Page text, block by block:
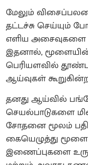
மேலும்
தட்டச்சு செய்யும்
எளிய அசைவுகளை
இதனால்,
பெரியளவில்
ஆய்வுகள்
தனது ஆய்வில்
செயல்பாடுகளை
சோதனை மூலம்
கையெழுத்து
இணைப்புகளை